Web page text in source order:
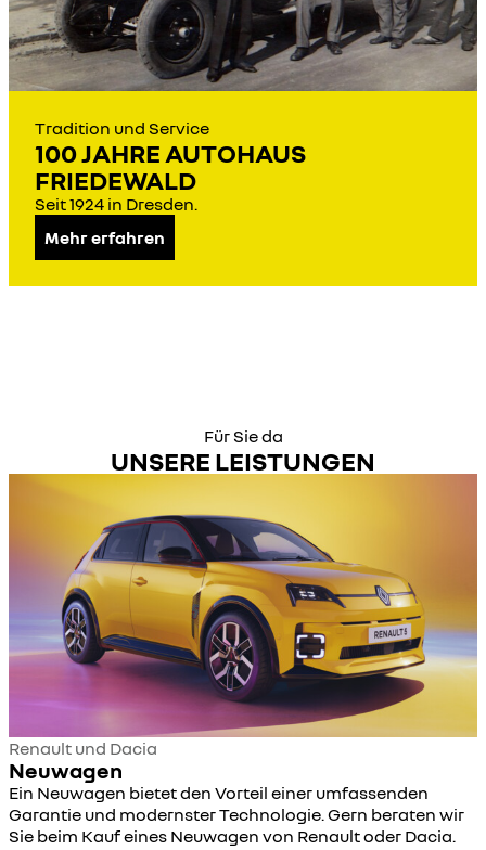
Tradition und Service
100 JAHRE AUTOHAUS
FRIEDEWALD
Seit 1924 in Dresden.
Mehr erfahren
Für Sie da
UNSERE LEISTUNGEN
Renault und Dacia
Neuwagen
Ein Neuwagen bietet den Vorteil einer umfassenden
Garantie und modernster Technologie. Gern beraten wir
Sie beim Kauf eines Neuwagen von Renault oder Dacia.